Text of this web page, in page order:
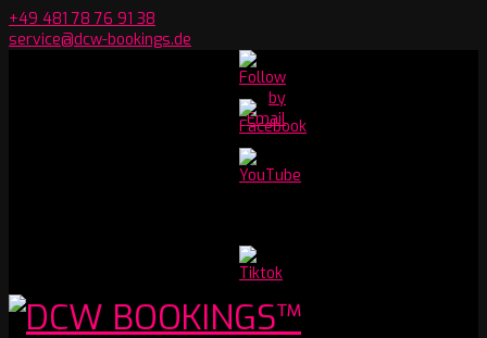
Skip
to
+49 481 78 76 91 38
service@dcw-bookings.de
Youtube
Channel